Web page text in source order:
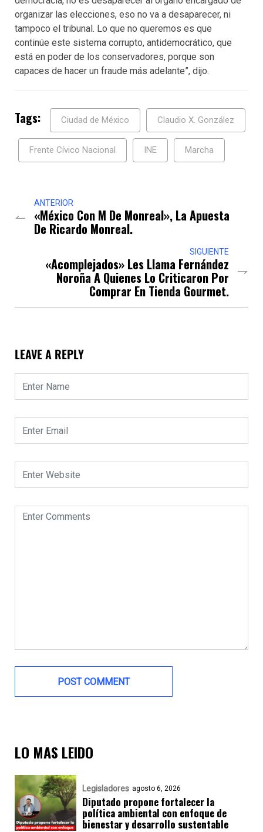
organizar las elecciones, eso no va a desaparecer, ni
tampoco el tribunal. Lo que no queremos es que
continúe este sistema corrupto, antidemocrático, que
está en poder de los conservadores, porque son
capaces de hacer un fraude más adelante”, dijo.
Tags: Ciudad de México Claudio X. González
Frente Cívico Nacional INE Marcha
ANTERIOR
«México Con M De Monreal», La Apuesta
De Ricardo Monreal.
SIGUIENTE
«Acomplejados» Les Llama Fernández
Noroña A Quienes Lo Criticaron Por
Comprar En Tienda Gourmet.
LEAVE A REPLY
LO MAS LEIDO
Legisladores agosto 6, 2026
Diputado propone fortalecer la
política ambiental con enfoque de
bienestar y desarrollo sustentable